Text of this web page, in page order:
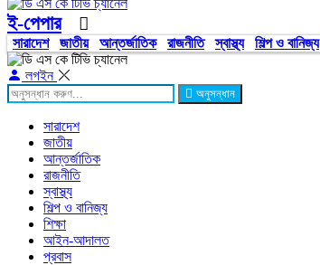
ই-পেপার
সারাদেশ জাতীয় আন্তর্জাতিক রাজনীতি স্বাস্থ্য শিল্প ও বানিজ্য
লগইন
অনুসন্ধান
সারাদেশ
জাতীয়
আন্তর্জাতিক
রাজনীতি
স্বাস্থ্য
শিল্প ও বানিজ্য
শিক্ষা
আইন-আদালত
প্রবাস